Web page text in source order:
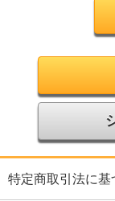
特定商取引法に基